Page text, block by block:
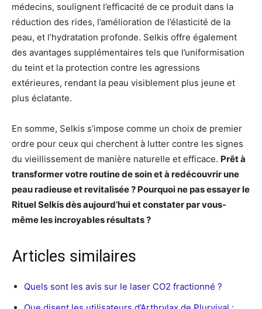
médecins, soulignent l’efficacité de ce produit dans la
réduction des rides, l’amélioration de l’élasticité de la
peau, et l’hydratation profonde. Selkis offre également
des avantages supplémentaires tels que l’uniformisation
du teint et la protection contre les agressions
extérieures, rendant la peau visiblement plus jeune et
plus éclatante.
En somme, Selkis s’impose comme un choix de premier
ordre pour ceux qui cherchent à lutter contre les signes
du vieillissement de manière naturelle et efficace. Prêt à
transformer votre routine de soin et à redécouvrir une
peau radieuse et revitalisée ? Pourquoi ne pas essayer le
Rituel Selkis dès aujourd’hui et constater par vous-
même les incroyables résultats ?
Articles similaires
Quels sont les avis sur le laser CO2 fractionné ?